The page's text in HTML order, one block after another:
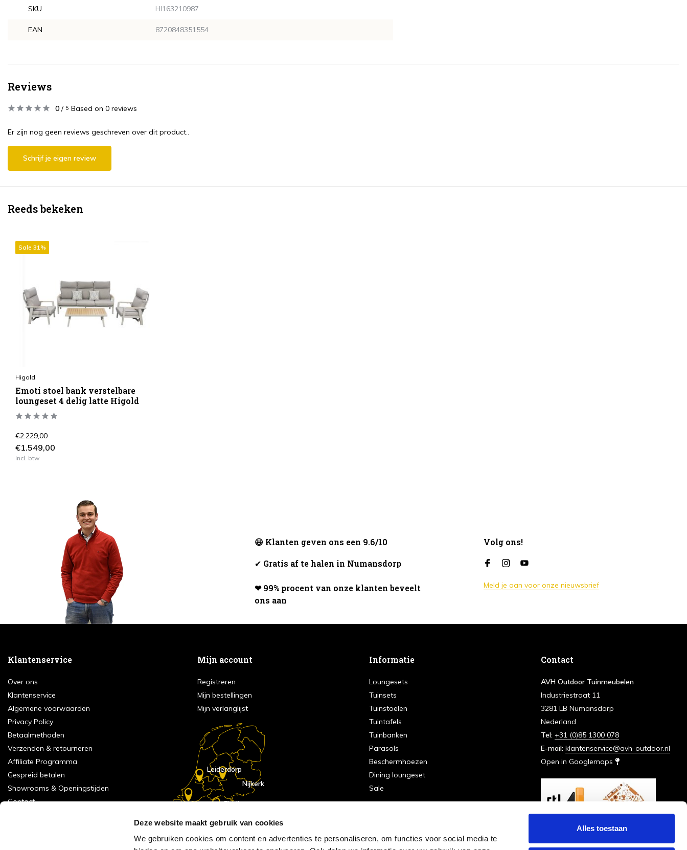
Deze website maakt gebruik van cookies
We gebruiken cookies om content en advertenties te personaliseren, om functies voor social media te
Alles toestaan
SKU HI163210987
EAN 8720848351554
Reviews
0 / 5 Based on 0 reviews
Er zijn nog geen reviews geschreven over dit product..
Schrijf je eigen review
Reeds bekeken
Sale 31%
Higold
Emoti stoel bank verstelbare
loungeset 4 delig latte Higold
€2.229,00
€1.549,00
Incl. btw
😃 Klanten geven ons een 9.6/10
✔ Gratis af te halen in Numansdorp
❤ 99% procent van onze klanten beveelt
ons aan
Volg ons!
Meld je aan voor onze nieuwsbrief
Klantenservice
Over ons
Klantenservice
Algemene voorwaarden
Privacy Policy
Betaalmethoden
Verzenden & retourneren
Affiliate Programma
Gespreid betalen
Showrooms & Openingstijden
Contact
Mijn account
Registreren
Mijn bestellingen
Mijn verlanglijst
Eindhoven
Nijkerk
Leiderdorp
Informatie
Loungesets
Tuinsets
Tuinstoelen
Tuintafels
Tuinbanken
Parasols
Beschermhoezen
Dining loungeset
Sale
Contact
AVH Outdoor Tuinmeubelen
Industriestraat 11
3281 LB Numansdorp
Nederland
Tel: +31 (0)85 1300 078
E-mail: klantenservice@avh-outdoor.nl
Open in Googlemaps